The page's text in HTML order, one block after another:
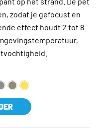
zodat je gefocust en
effect houdt 2 tot 8